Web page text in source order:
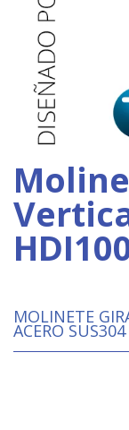
MOLINETE
ACERO SUS304